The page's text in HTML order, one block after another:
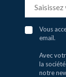
Vous
email.
Avec
la
notre